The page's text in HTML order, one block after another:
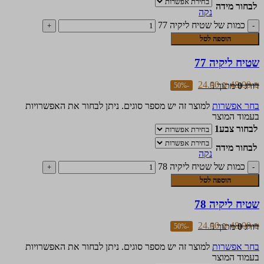
לבחור מידה
נקה
כמות של שטיח ליקיה 77
הוספה לסל
שטיח ליקיה 77
דורג0מתוך 548.00₪
24.00₪
-50%
בחר אפשרות למוצר זה יש מספר סוגים. ניתן לבחור את האפשרויות
בעמוד המוצר
לבחור צבע1
לבחור מידה
נקה
כמות של שטיח ליקיה 78
הוספה לסל
שטיח ליקיה 78
דורג0מתוך 548.00₪
24.00₪
-50%
בחר אפשרות למוצר זה יש מספר סוגים. ניתן לבחור את האפשרויות
בעמוד המוצר